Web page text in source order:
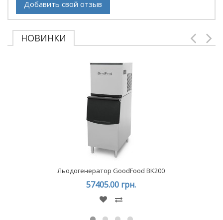
Добавить свой отзыв
НОВИНКИ
Льодогенератор GoodFood BK200
57405.00 грн.